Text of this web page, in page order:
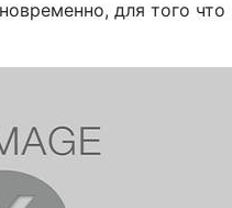
для того что